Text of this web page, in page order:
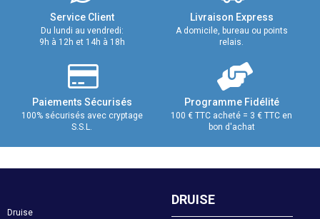
Service Client
Du lundi au vendredi:
9h à 12h et 14h à 18h
Livraison Express
A domicile, bureau ou points
relais.
Paiements Sécurisés
100% sécurisés avec cryptage
S.S.L.
Programme Fidélité
100 € TTC acheté = 3 € TTC en
bon d'achat
Druise
DRUISE